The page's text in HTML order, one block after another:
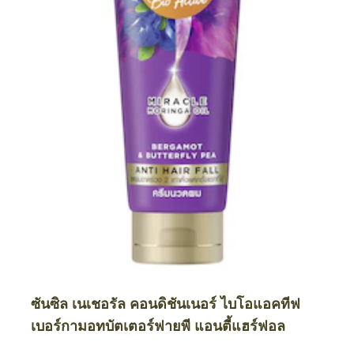
ซันซิล เนเชอรัล คอนดิชันเนอร์ ไบโอแอคทีฟ
เบอร์กามอทบัตเตอร์ฟายพี แอนตี้แฮร์ฟอล